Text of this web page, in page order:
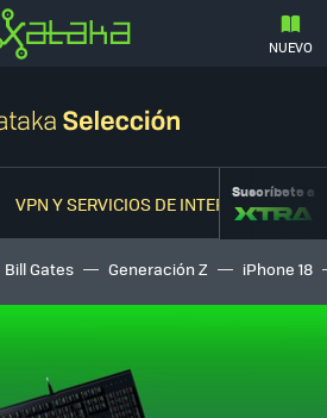
NUEVO
VPN Y SERVICIOS DE INTERNETSuscríbete a
Bill Gates Generación Z iPhone 18